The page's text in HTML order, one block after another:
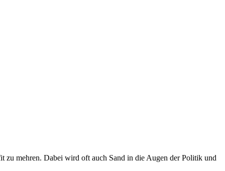
zu mehren. Dabei wird oft auch Sand in die Augen der Politik und